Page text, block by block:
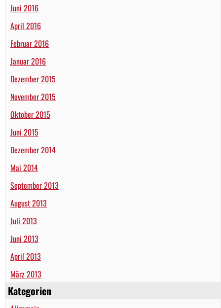
Juni 2016
April 2016
Februar 2016
Januar 2016
Dezember 2015
November 2015
Oktober 2015
Juni 2015
Dezember 2014
Mai 2014
September 2013
August 2013
Juli 2013
Juni 2013
April 2013
März 2013
Kategorien